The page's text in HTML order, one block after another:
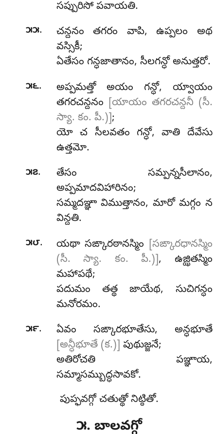
సప్పురిసో పవాయతి.
౫౫.
చన్దనం తగరం వాపి, ఉప్పలం అథ
వస్సికీ;
ఏతేసం గన్ధజాతానం, సీలగన్ధో అనుత్తరో.
౫౬.
అప్పమత్తో అయం గన్ధో, య్వాయం
తగరచన్దనం [యాయం తగరచన్దనీ (సీ.
స్యా. కం. పీ.)];
యో చ సీలవతం గన్ధో, వాతి దేవేసు
ఉత్తమో.
౫౭.
తేసం సమ్పన్నసీలానం,
అప్పమాదవిహారినం;
సమ్మదఞ్ఞా విముత్తానం, మారో మగ్గం న
విన్దతి.
౫౮. యథా సఙ్కారఠానస్మిం [సఙ్కారధానస్మిం
(సీ. స్యా. కం. పీ.)], ఉజ్ఝితస్మిం
మహాపథే;
పదుమం తత్థ జాయేథ, సుచిగన్ధం
మనోరమం.
౫౯. ఏవం సఙ్కారభూతేసు, అన్ధభూతే
[అన్ధీభూతే (క.)] పుథుజ్జనే;
అతిరోచతి పఞ్ఞాయ,
సమ్మాసమ్బుద్ధసావకో.
పుప్ఫవగ్గో చతుత్థో నిట్ఠితో.
౫. బాలవగ్గో